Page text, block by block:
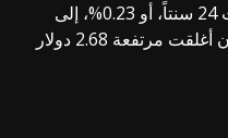
وانخفضت العقود الآجلة لخام برنت 24 سنتاً، أو 0.23%، إلى
102.90 دولار للبرميل، وذلك بعد أن أغلقت مرتفعة 2.68 دولار